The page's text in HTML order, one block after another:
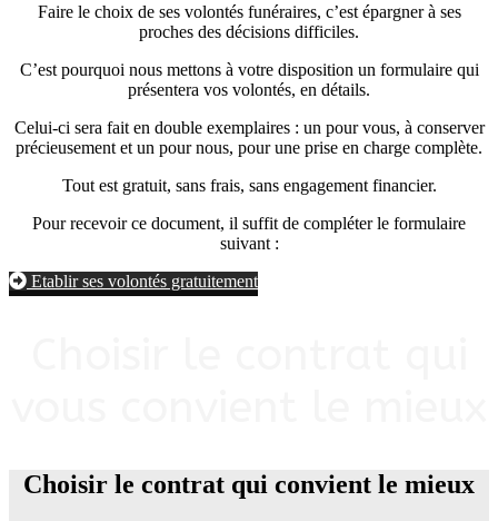
Faire le choix de ses volontés funéraires, c’est épargner à ses
proches des décisions difficiles.
C’est pourquoi nous mettons à votre disposition un formulaire qui
présentera vos volontés, en détails.
Celui-ci sera fait en double exemplaires : un pour vous, à conserver
précieusement et un pour nous, pour une prise en charge complète.
Tout est gratuit, sans frais, sans engagement financier.
Pour recevoir ce document, il suffit de compléter le formulaire
suivant :
Etablir ses volontés gratuitement
Choisir le contrat qui convient le mieux